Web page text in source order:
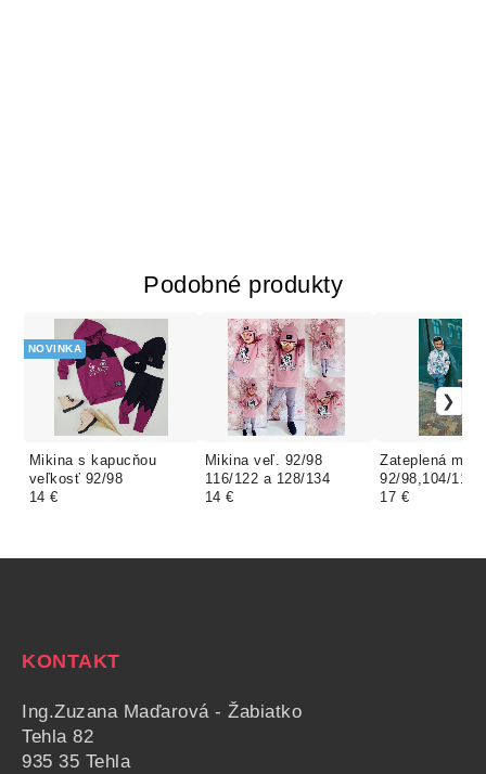
Podobné produkty
Mikina s kapucňou
veľkosť 92/98
NOVINKA
14 €
Mikina veľ. 92/98
116/122 a 128/134
14 €
Zateplená
92/98,104/110 a
140/146
17 €
KONTAKT
Ing.Zuzana Maďarová - Žabiatko
Tehla 82
935 35 Tehla